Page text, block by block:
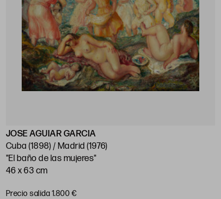
JOSE AGUIAR GARCIA
Cuba (1898) / Madrid (1976)
"El baño de las mujeres"
46 x 63 cm
Precio salida 1.800 €